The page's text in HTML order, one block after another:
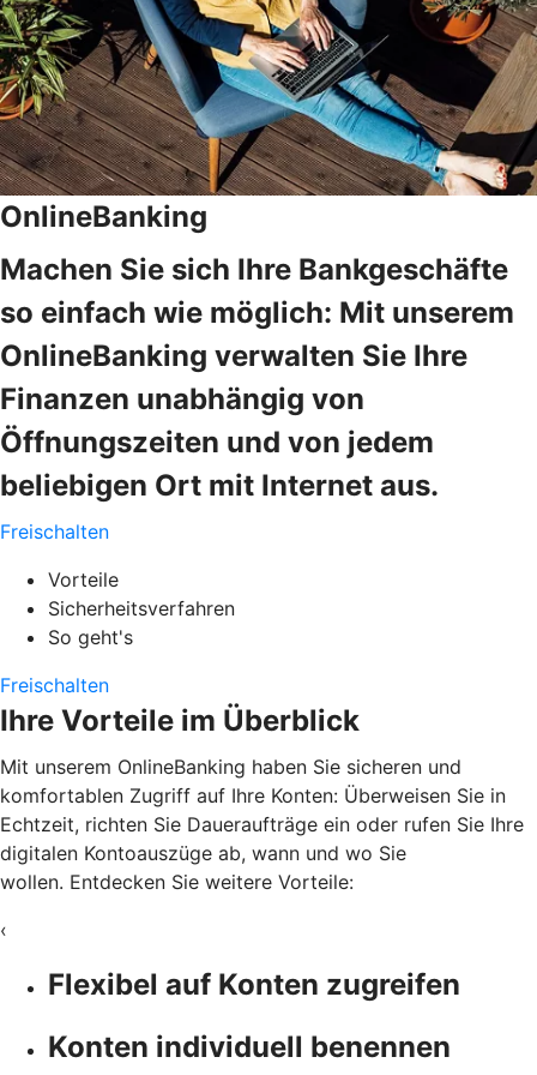
OnlineBanking
Machen Sie sich Ihre Bankgeschäfte
so einfach wie möglich: Mit unserem
OnlineBanking verwalten Sie Ihre
Finanzen unabhängig von
Öffnungszeiten und von jedem
beliebigen Ort mit Internet aus.
Freischalten
Vorteile
Sicherheitsverfahren
So geht's
Freischalten
Ihre Vorteile im Überblick
Mit unserem OnlineBanking haben Sie sicheren und
komfortablen Zugriff auf Ihre Konten: Überweisen Sie in
Echtzeit, richten Sie Daueraufträge ein oder rufen Sie Ihre
digitalen Kontoauszüge ab, wann und wo Sie
wollen. Entdecken Sie weitere Vorteile:
‹
Flexibel auf Konten zugreifen
Konten individuell benennen